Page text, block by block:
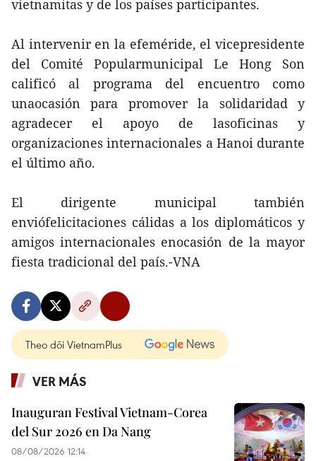
vietnamitas y de los países participantes.
Al intervenir en la efeméride, el vicepresidente
del Comité Popularmunicipal Le Hong Son
calificó al programa del encuentro como
unaocasión para promover la solidaridad y
agradecer el apoyo de lasoficinas y
organizaciones internacionales a Hanoi durante
el último año.
El dirigente municipal también
enviófelicitaciones cálidas a los diplomáticos y
amigos internacionales enocasión de la mayor
fiesta tradicional del país.-VNA
Theo dõi VietnamPlus
VER MÁS
Inauguran Festival Vietnam-Corea
del Sur 2026 en Da Nang
08/08/2026 12:14